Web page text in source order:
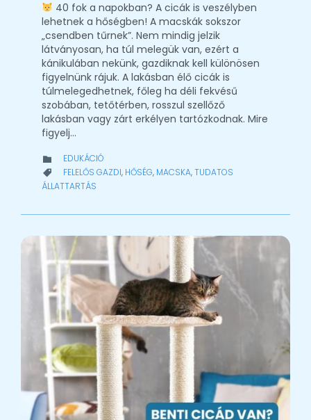
40 fok a napokban? A cicák is veszélyben
lehetnek a hőségben! A macskák sokszor
„csendben tűrnek”. Nem mindig jelzik
látványosan, ha túl melegük van, ezért a
kánikulában nekünk, gazdiknak kell különösen
figyelnünk rájuk. A lakásban élő cicák is
túlmelegedhetnek, főleg ha déli fekvésű
szobában, tetőtérben, rosszul szellőző
lakásban vagy zárt erkélyen tartózkodnak. Mire
figyelj…
 CATEGORY
EDUKÁCIÓ
 CATEGORY
FELELŐS GAZDI, HŐSÉG, MACSKA,TUDATOS
ÁLLATTARTÁS